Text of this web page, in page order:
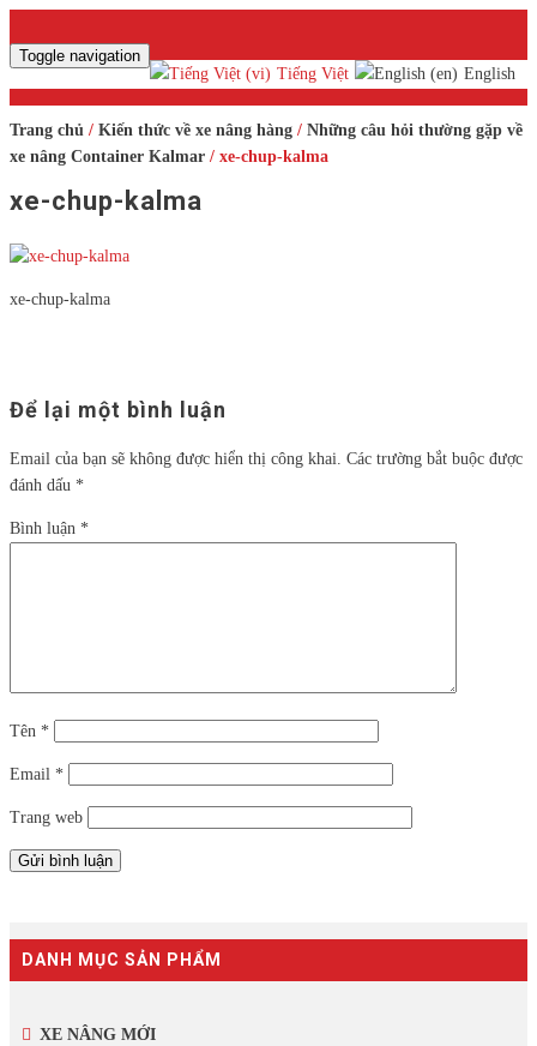
Toggle navigation
Tiếng Việt
English
Trang chủ / Kiến thức về xe nâng hàng / Những câu hỏi thường gặp về
xe nâng Container Kalmar / xe-chup-kalma
xe-chup-kalma
xe-chup-kalma
Để lại một bình luận
Email của bạn sẽ không được hiển thị công khai. Các trường bắt buộc được
đánh dấu *
Bình luận *
Tên *
Email *
Trang web
DANH MỤC SẢN PHẨM
XE NÂNG MỚI